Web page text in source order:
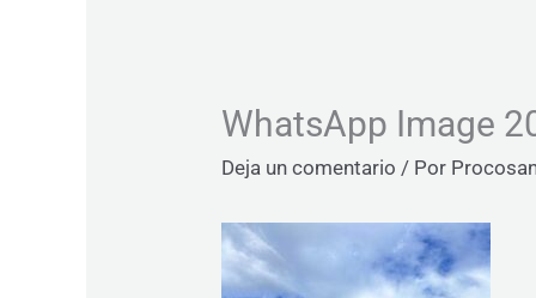
WhatsApp Image
Deja un comentario / Por